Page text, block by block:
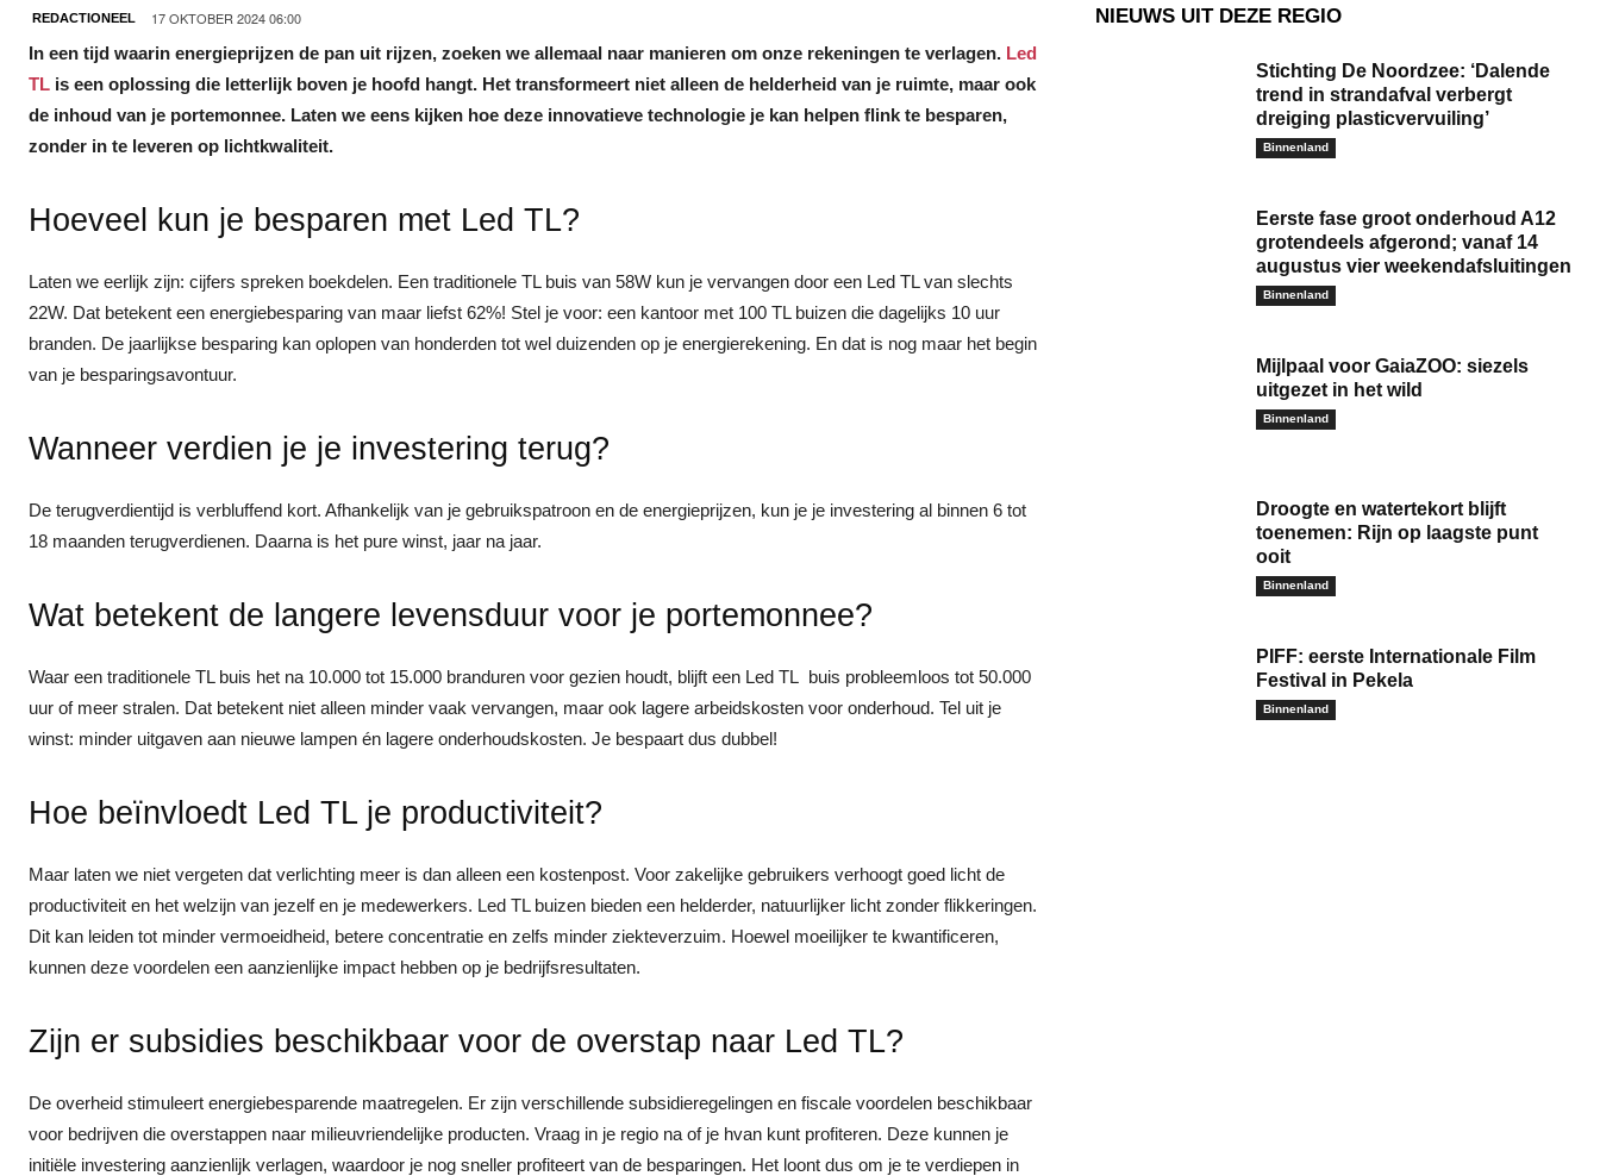
REDACTIONEEL 17 OKTOBER 2024 06:00
In een tijd waarin energieprijzen de pan uit rijzen, zoeken we allemaal naar manieren om onze rekeningen te verlagen. Led
TL is een oplossing die letterlijk boven je hoofd hangt. Het transformeert niet alleen de helderheid van je ruimte, maar ook
de inhoud van je portemonnee. Laten we eens kijken hoe deze innovatieve technologie je kan helpen flink te besparen,
zonder in te leveren op lichtkwaliteit.
Hoeveel kun je besparen met Led TL?
Laten we eerlijk zijn: cijfers spreken boekdelen. Een traditionele TL buis van 58W kun je vervangen door een Led TL van slechts
22W. Dat betekent een energiebesparing van maar liefst 62%! Stel je voor: een kantoor met 100 TL buizen die dagelijks 10 uur
branden. De jaarlijkse besparing kan oplopen van honderden tot wel duizenden op je energierekening. En dat is nog maar het begin
van je besparingsavontuur.
Wanneer verdien je je investering terug?
De terugverdientijd is verbluffend kort. Afhankelijk van je gebruikspatroon en de energieprijzen, kun je je investering al binnen 6 tot
18 maanden terugverdienen. Daarna is het pure winst, jaar na jaar.
Wat betekent de langere levensduur voor je portemonnee?
Waar een traditionele TL buis het na 10.000 tot 15.000 branduren voor gezien houdt, blijft een Led TL buis probleemloos tot 50.000
uur of meer stralen. Dat betekent niet alleen minder vaak vervangen, maar ook lagere arbeidskosten voor onderhoud. Tel uit je
winst: minder uitgaven aan nieuwe lampen én lagere onderhoudskosten. Je bespaart dus dubbel!
Hoe beïnvloedt Led TL je productiviteit?
Maar laten we niet vergeten dat verlichting meer is dan alleen een kostenpost. Voor zakelijke gebruikers verhoogt goed licht de
productiviteit en het welzijn van jezelf en je medewerkers. Led TL buizen bieden een helderder, natuurlijker licht zonder flikkeringen.
Dit kan leiden tot minder vermoeidheid, betere concentratie en zelfs minder ziekteverzuim. Hoewel moeilijker te kwantificeren,
kunnen deze voordelen een aanzienlijke impact hebben op je bedrijfsresultaten.
Zijn er subsidies beschikbaar voor de overstap naar Led TL?
De overheid stimuleert energiebesparende maatregelen. Er zijn verschillende subsidieregelingen en fiscale voordelen beschikbaar
voor bedrijven die overstappen naar milieuvriendelijke producten. Vraag in je regio na of je hvan kunt profiteren. Deze kunnen je
initiële investering aanzienlijk verlagen, waardoor je nog sneller profiteert van de besparingen. Het loont dus om je te verdiepen in
NIEUWS UIT DEZE REGIO
Stichting De Noordzee: ‘Dalende
trend in strandafval verbergt
dreiging plasticvervuiling’
Binnenland
Eerste fase groot onderhoud A12
grotendeels afgerond; vanaf 14
augustus vier weekendafsluitingen
Binnenland
Mijlpaal voor GaiaZOO: siezels
uitgezet in het wild
Binnenland
Droogte en watertekort blijft
toenemen: Rijn op laagste punt
ooit
Binnenland
PIFF: eerste Internationale Film
Festival in Pekela
Binnenland